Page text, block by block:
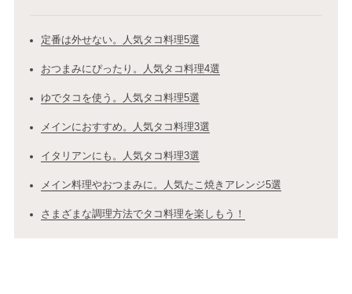
定番は外せない。人気タコ料理5選
おつまみにぴったり。人気タコ料理4選
ゆでタコを使う。人気タコ料理5選
メインにおすすめ。人気タコ料理3選
イタリアンにも。人気タコ料理3選
メイン料理やおつまみに。人気たこ焼きアレンジ5選
さまざまな調理方法でタコ料理を楽しもう！